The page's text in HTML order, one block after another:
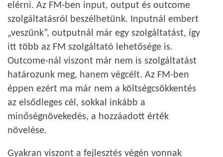
elérni. Az FM-ben input, output és outcome
szolgáltatásról beszélhetünk. Inputnál embert
„veszünk”, outputnál már egy szolgáltatást, így
itt több az FM szolgáltató lehetősége is.
Outcome-nál viszont már nem is szolgáltatást
határozunk meg, hanem végcélt. Az FM-ben
éppen ezért ma már nem a költségcsökkentés
az elsődleges cél, sokkal inkább a
minőségnövekedés, a hozzáadott érték
növelése.
Gyakran viszont a fejlesztés végén vonnak